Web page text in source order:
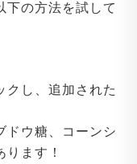
下の方法を試して
クし、追加された
ドウ糖、コーンシ
ます！